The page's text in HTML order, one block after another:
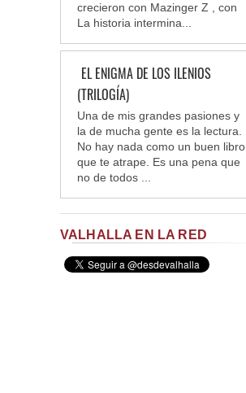
crecieron con Mazinger Z , con
La historia intermina...
EL ENIGMA DE LOS ILENIOS
(TRILOGÍA)
Una de mis grandes pasiones y
la de mucha gente es la lectura.
No hay nada como un buen libro
que te atrape. Es una pena que
no de todos ...
VALHALLA EN LA RED